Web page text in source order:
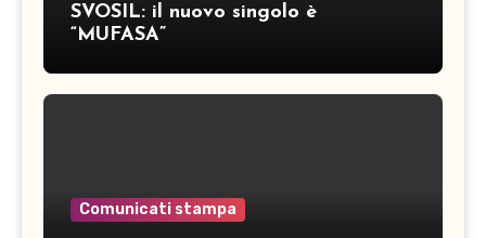
SVOSIL: il nuovo singolo è
“MUFASA”
Comunicati stampa